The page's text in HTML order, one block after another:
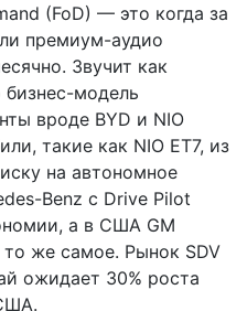
(FoD) — это когда за
премиум-аудио
Звучит как
бизнес-модель
вроде BYD и NIO
такие как NIO ET7, из
на автономное
Benz с Drive Pilot
а в США GM
то же самое. Рынок SDV
ожидает 30% роста